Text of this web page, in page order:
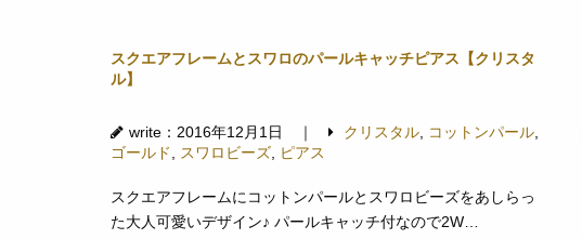
スクエアフレームとスワロのパールキャッチピアス【クリスタ
ル】
write：2016年12月1日 ｜ クリスタル, コットンパール,
ゴールド , スワロビーズ, ピアス
スクエアフレームにコットンパールとスワロビーズをあしらっ
た大人可愛いデザイン♪ パールキャッチ付なので2W…